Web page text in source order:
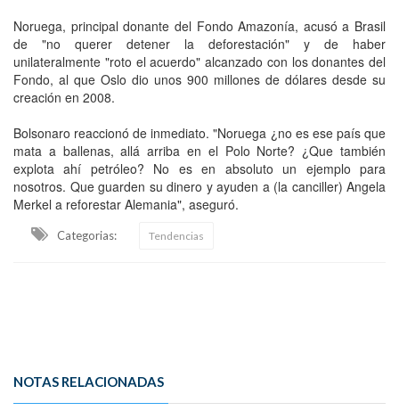
Noruega, principal donante del Fondo Amazonía, acusó a Brasil
de "no querer detener la deforestación" y de haber
unilateralmente "roto el acuerdo" alcanzado con los donantes del
Fondo, al que Oslo dio unos 900 millones de dólares desde su
creación en 2008.
Bolsonaro reaccionó de inmediato. "Noruega ¿no es ese país que
mata a ballenas, allá arriba en el Polo Norte? ¿Que también
explota ahí petróleo? No es en absoluto un ejemplo para
nosotros. Que guarden su dinero y ayuden a (la canciller) Angela
Merkel a reforestar Alemania", aseguró.
Categorias: Tendencias
NOTAS RELACIONADAS